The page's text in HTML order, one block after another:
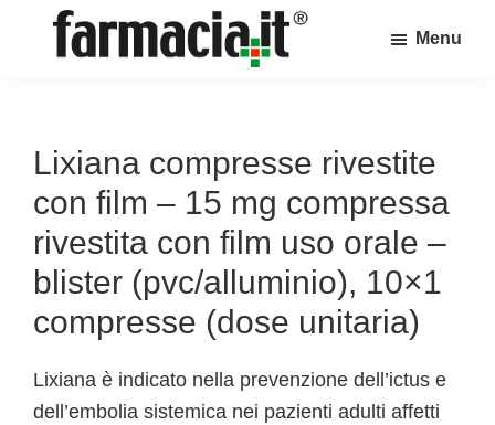
sul
mondo
della
farmacia
online
Menu
Lixiana compresse rivestite
con film – 15 mg compressa
rivestita con film uso orale –
blister (pvc/alluminio), 10×1
compresse (dose unitaria)
Lixiana è indicato nella prevenzione dell’ictus e
dell’embolia sistemica nei pazienti adulti affetti